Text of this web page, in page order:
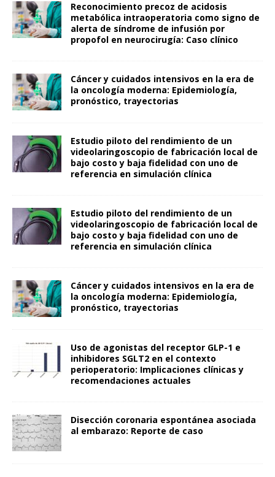
Reconocimiento precoz de acidosis
metabólica intraoperatoria como signo de
alerta de síndrome de infusión por
propofol en neurocirugía: Caso clínico
Cáncer y cuidados intensivos en la era de
la oncología moderna: Epidemiología,
pronóstico, trayectorias
Estudio piloto del rendimiento de un
videolaringoscopio de fabricación local de
bajo costo y baja fidelidad con uno de
referencia en simulación clínica
Estudio piloto del rendimiento de un
videolaringoscopio de fabricación local de
bajo costo y baja fidelidad con uno de
referencia en simulación clínica
Cáncer y cuidados intensivos en la era de
la oncología moderna: Epidemiología,
pronóstico, trayectorias
Uso de agonistas del receptor GLP-1 e
inhibidores SGLT2 en el contexto
perioperatorio: Implicaciones clínicas y
recomendaciones actuales
Disección coronaria espontánea asociada
al embarazo: Reporte de caso